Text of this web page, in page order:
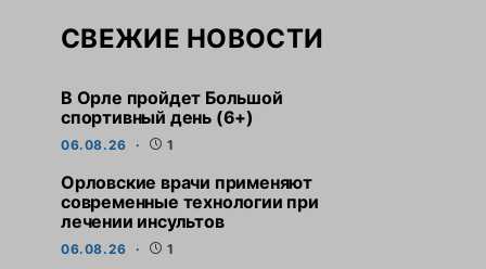
СВЕЖИЕ НОВОСТИ
В Орле пройдет Большой
спортивный день (6+)
06.08.26 1
Орловские врачи применяют
современные технологии при
лечении инсультов
06.08.26 1